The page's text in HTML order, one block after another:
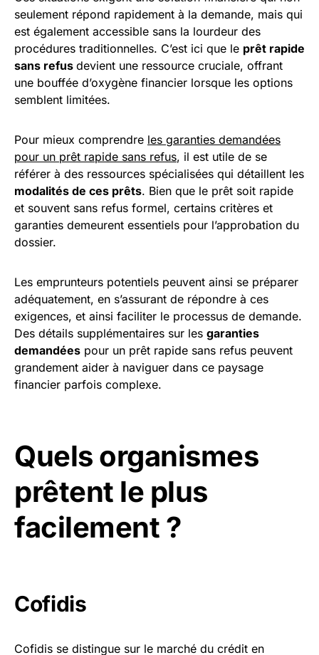
seulement répond rapidement à la demande, mais qui
est également accessible sans la lourdeur des
procédures traditionnelles. C’est ici que le prêt rapide
sans refus devient une ressource cruciale, offrant
une bouffée d’oxygène financier lorsque les options
semblent limitées.
Pour mieux comprendre les garanties demandées
pour un prêt rapide sans refus, il est utile de se
référer à des ressources spécialisées qui détaillent les
modalités de ces prêts. Bien que le prêt soit rapide
et souvent sans refus formel, certains critères et
garanties demeurent essentiels pour l’approbation du
dossier.
Les emprunteurs potentiels peuvent ainsi se préparer
adéquatement, en s’assurant de répondre à ces
exigences, et ainsi faciliter le processus de demande.
Des détails supplémentaires sur les garanties
demandées pour un prêt rapide sans refus peuvent
grandement aider à naviguer dans ce paysage
financier parfois complexe.
Quels organismes
prêtent le plus
facilement ?
Cofidis
Cofidis se distingue sur le marché du crédit en